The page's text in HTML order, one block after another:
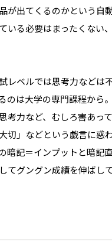
が出てくるのかという自
いる必要はまったくない
レベルでは思考力などは
のは大学の専門課程から。
考力など、むしろ害あって
切」などという戯言に惑
暗記＝インプットと暗記
てグングン成績を伸ばし